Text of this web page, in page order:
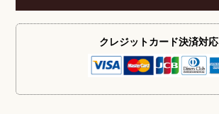
クレジットカード決済対応